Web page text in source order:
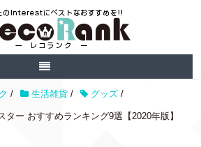
/ 生活雑貨 / グッズ /
ター おすすめランキング9選【2020年版】